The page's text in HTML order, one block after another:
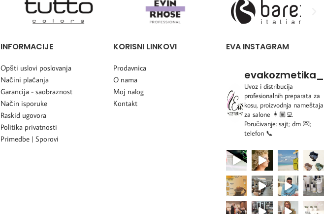
INFORMACIJE
Opšti uslovi poslovanja
Načini plaćanja
Garancija - saobraznost
Način isporuke
Raskid ugovora
Politika privatnosti
Primedbe | Sporovi
KORISNI LINKOVI
Prodavnica
O nama
Moj nalog
Kontakt
EVA INSTAGRAM
evakozmetika_
Uvoz i distribucija
profesionalnih preparata za
kosu, proizvodnja nameštaja
za salone 👩🏽‍💻
Poručivanje: sajt; dm 💌;
telefon 📞